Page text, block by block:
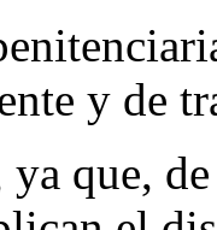
y de
ya que,